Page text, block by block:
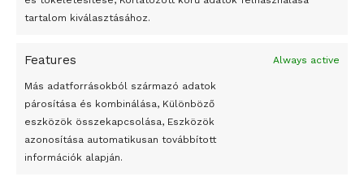
tartalom kiválasztásához.
Features Always active
Más adatforrásokból származó adatok
párosítása és kombinálása, Különböző
eszközök összekapcsolása, Eszközök
azonosítása automatikusan továbbított
információk alapján.
Megváltoztatják a montenegrói egyházügyi törvény
Peking – A visegrádi országok zsidó kulturális örökségét
bemutató fotókiállítás nyílt
Megveszi az osztrák Wienerberger az amerikai Meridian
Bricket
A Startup Campus egyetemi programjainak legjobbjai az